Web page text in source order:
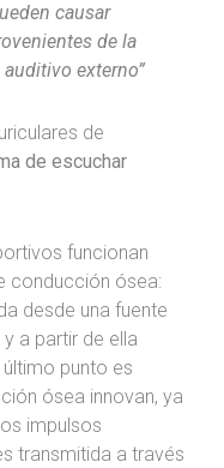
causar
de la
externo”
de
de escuchar
funcionan
conducción ósea:
desde una fuente
a partir de ella
punto es
ósea innovan, ya
impulsos
transmitida a través